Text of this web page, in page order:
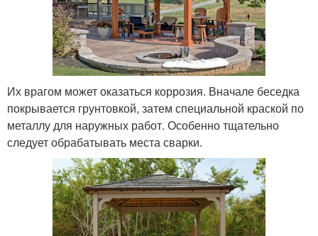
Их врагом может оказаться коррозия. Вначале беседка
покрывается грунтовкой, затем специальной краской по
металлу для наружных работ. Особенно тщательно
следует обрабатывать места сварки.